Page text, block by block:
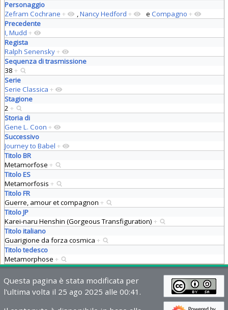
Personaggio
Zefram Cochrane + ,Nancy Hedford + e Compagno +
Precedente
I, Mudd +
Regista
Ralph Senensky+
Sequenza di trasmissione
38 +
Serie
Serie Classica +
Stagione
2 +
Storia di
Gene L. Coon +
Successivo
Journey to Babel +
Titolo BR
Metamorfose +
Titolo ES
Metamorfosis +
Titolo FR
Guerre, amour et compagnon +
Titolo JP
Karei-naru Henshin (Gorgeous Transfiguration) +
Titolo italiano
Guarigione da forza cosmica +
Titolo tedesco
Metamorphose +
Questa pagina è stata modificata per
l'ultima volta il 25 ago 2025 alle 00:41.